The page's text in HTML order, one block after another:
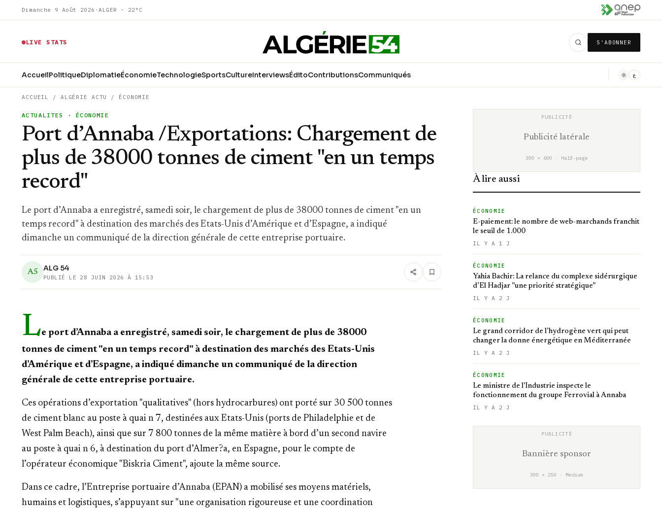
Dimanche 9 Août 2026 ·ALGER · 22°C
LIVE STATS S'ABONNER
AccueilPolitiqueDiplomatieÉconomieTechnologieSportsCultureInterviewsÉditoContributionsCommuniqués ع
ACCUEIL / ALGÉRIE ACTU / ÉCONOMIE
ACTUALITES · ÉCONOMIE
Port d’Annaba /Exportations: Chargement de
plus de 38000 tonnes de ciment "en un temps
record"
Le port d’Annaba a enregistré, samedi soir, le chargement de plus de 38000 tonnes de ciment "en un
temps record" à destination des marchés des Etats-Unis d’Amérique et d’Espagne, a indiqué
dimanche un communiqué de la direction générale de cette entreprise portuaire.
A5 ALG 54
PUBLIÉ LE 28 JUIN 2026 À 15:53
Le port d’Annaba a enregistré, samedi soir, le chargement de plus de 38000
tonnes de ciment "en un temps record" à destination des marchés des Etats-Unis
d’Amérique et d’Espagne, a indiqué dimanche un communiqué de la direction
générale de cette entreprise portuaire.
Ces opérations d’exportation "qualitatives" (hors hydrocarbures) ont porté sur 30 500 tonnes
de ciment blanc au poste à quai n 7, destinées aux Etats-Unis (ports de Philadelphie et de
West Palm Beach), ainsi que sur 7 800 tonnes de la même matière à bord d’un second navire
au poste à quai n 6, à destination du port d’Almer?a, en Espagne, pour le compte de
l’opérateur économique "Biskria Ciment", ajoute la même source.
Dans ce cadre, l’Entreprise portuaire d’Annaba (EPAN) a mobilisé ses moyens matériels,
humains et logistiques, s’appuyant sur "une organisation rigoureuse et une coordination
Publicité latérale
300 × 600 · Half-page
À lire aussi
ÉCONOMIE
E-paiement: le nombre de web-marchands franchit
le seuil de 1.000
IL Y A 1 J
ÉCONOMIE
Yahia Bachir: La relance du complexe sidérurgique
d’El Hadjar ''une priorité stratégique''
IL Y A 2 J
ÉCONOMIE
Le grand corridor de l’hydrogène vert qui peut
changer la donne énergétique en Méditerranée
IL Y A 2 J
ÉCONOMIE
Le ministre de l'Industrie inspecte le
fonctionnement du groupe Ferrovial à Annaba
IL Y A 2 J
Bannière sponsor
300 × 250 · Medium